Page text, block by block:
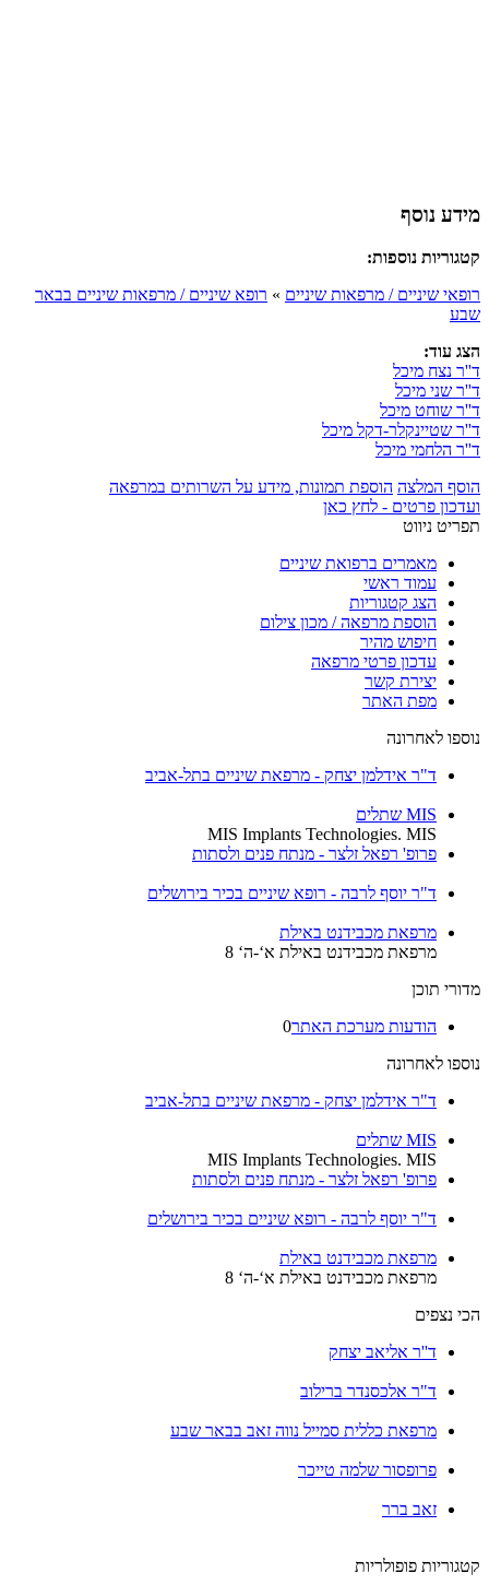
מידע נוסף
קטגוריות נוספות:
רופאי שיניים / מרפאות שיניים » רופא שיניים / מרפאות שיניים בבאר
שבע
הצג עוד:
ד''ר נצח מיכל
ד''ר שני מיכל
ד''ר שוחט מיכל
ד''ר שטיינקלר-דקל מיכל
ד''ר הלחמי מיכל
הוסף המלצה הוספת תמונות, מידע על השרותים במרפאה
ועדכון פרטים - לחץ כאן
תפריט ניווט
מאמרים ברפואת שיניים
עמוד ראשי
הצג קטגוריות
הוספת מרפאה / מכון צילום
חיפוש מהיר
עדכון פרטי מרפאה
יצירת קשר
מפת האתר
נוספו לאחרונה
ד"ר אידלמן יצחק - מרפאת שיניים בתל-אביב
MIS שתלים
MIS Implants Technologies. MIS
פרופ' רפאל זלצר - מנתח פנים ולסתות
ד"ר יוסף לרבה - רופא שיניים בכיר בירושלים
מרפאת מכבידנט באילת
מרפאת מכבידנט באילת א‘-ה‘ 8
מדורי תוכן
הודעות מערכת האתר0
נוספו לאחרונה
ד"ר אידלמן יצחק - מרפאת שיניים בתל-אביב
MIS שתלים
MIS Implants Technologies. MIS
פרופ' רפאל זלצר - מנתח פנים ולסתות
ד"ר יוסף לרבה - רופא שיניים בכיר בירושלים
מרפאת מכבידנט באילת
מרפאת מכבידנט באילת א‘-ה‘ 8
הכי נצפים
ד''ר אליאב יצחק
ד"ר אלכסנדר ברילוב
מרפאת כללית סמייל נווה זאב בבאר שבע
פרופסור שלמה טייכר
זאב ברר
קטגוריות פופולריות